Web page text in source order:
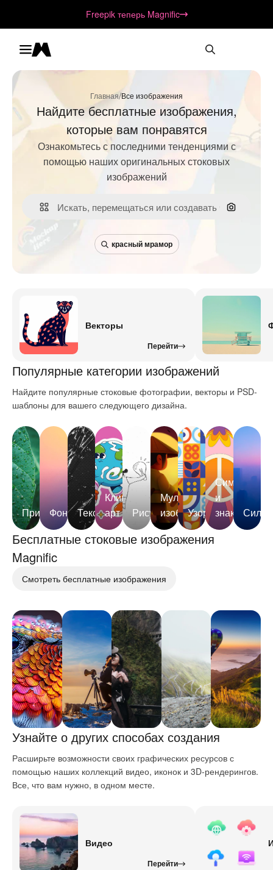
Freepik теперь Magnific
Toggle menu
Magnific
Главная/Все изображения
Найдите бесплатные изображения,
которые вам понравятся
Ознакомьтесь с последними тенденциями с
помощью наших оригинальных стоковых
изображений
Поиск по
красный мрамор
Векторы
Перейти
Популярные категории изображений
Найдите популярные стоковые фотографии, векторы и PSD-
шаблоны для вашего следующего дизайна.
ПриродаФоны Текстуры
Клип-
арт
Рисунки
Мультяшные
изображения
Узоры
Символы
и
знаки
Бесплатные стоковые изображения
Magnific
Смотреть бесплатные изображения
Узнайте о других способах создания
Расширьте возможности своих графических ресурсов с
помощью наших коллекций видео, иконок и 3D-рендерингов.
Все, что вам нужно, в одном месте.
Видео
Перейти